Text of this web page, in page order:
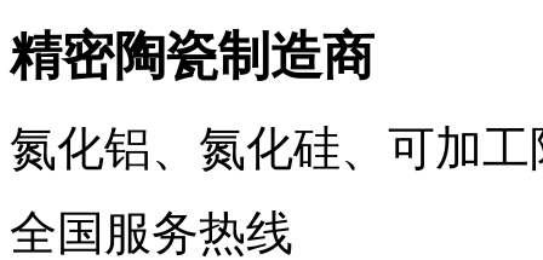
精密陶瓷制造商
氮化铝、氮化硅、可加
全国服务热线